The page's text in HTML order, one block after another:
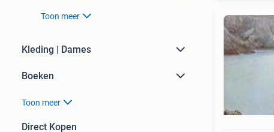
Toon meer
Kleding | Dames
Boeken
Toon meer
Direct Kopen